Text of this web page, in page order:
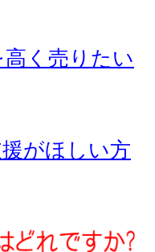
く売りたい
がほしい方